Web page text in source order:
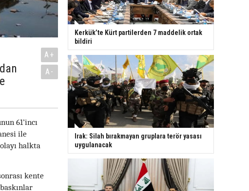
A+
A-
61’incı
ile
halkta
kente
Kerkük’te Kürt partilerden 7 maddelik ortak
bildiri
Irak: Silah bırakmayan gruplara terör yasası
uygulanacak